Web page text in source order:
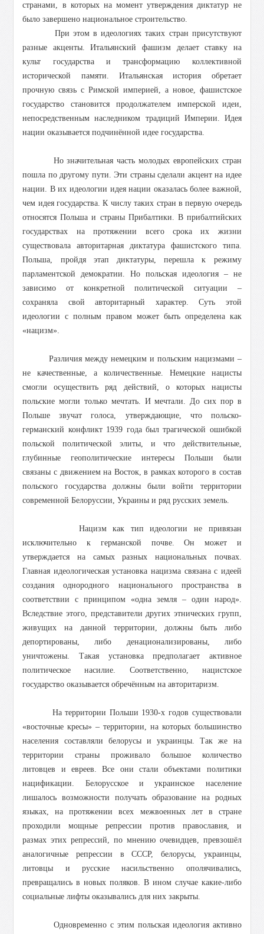
странами, в которых на момент утверждения диктатур не
было завершено национальное строительство.
При этом в идеологиях таких стран присутствуют
разные акценты. Итальянский фашизм делает ставку на
культ государства и трансформацию коллективной
исторической памяти. Итальянская история обретает
прочную связь с Римской империей, а новое, фашистское
государство становится продолжателем имперской идеи,
непосредственным наследником традиций Империи. Идея
нации оказывается подчинённой идее государства.
Но значительная часть молодых европейских стран
пошла по другому пути. Эти страны сделали акцент на идее
нации. В их идеологии идея нации оказалась более важной,
чем идея государства. К числу таких стран в первую очередь
относятся Польша и страны Прибалтики. В прибалтийских
государствах на протяжении всего срока их жизни
существовала авторитарная диктатура фашистского типа.
Польша, пройдя этап диктатуры, перешла к режиму
парламентской демократии. Но польская идеология – не
зависимо от конкретной политической ситуации –
сохраняла свой авторитарный характер. Суть этой
идеологии с полным правом может быть определена как
«нацизм».
Различия между немецким и польским нацизмами –
не качественные, а количественные. Немецкие нацисты
смогли осуществить ряд действий, о которых нацисты
польские могли только мечтать. И мечтали. До сих пор в
Польше звучат голоса, утверждающие, что польско-
германский конфликт 1939 года был трагической ошибкой
польской политической элиты, и что действительные,
глубинные геополитические интересы Польши были
связаны с движением на Восток, в рамках которого в состав
польского государства должны были войти территории
современной Белоруссии, Украины и ряд русских земель.
Нацизм как тип идеологии не привязан
исключительно к германской почве. Он может и
утверждается на самых разных национальных почвах.
Главная идеологическая установка нацизма связана с идеей
создания однородного национального пространства в
соответствии с принципом «одна земля – один народ».
Вследствие этого, представители других этнических групп,
живущих на данной территории, должны быть либо
депортированы, либо денационализированы, либо
уничтожены. Такая установка предполагает активное
политическое насилие. Соответственно, нацистское
государство оказывается обречённым на авторитаризм.
На территории Польши 1930-х годов существовали
«восточные кресы» – территории, на которых большинство
населения составляли белорусы и украинцы. Так же на
территории страны проживало большое количество
литовцев и евреев. Все они стали объектами политики
нацификации. Белорусское и украинское население
лишалось возможности получать образование на родных
языках, на протяжении всех межвоенных лет в стране
проходили мощные репрессии против православия, и
размах этих репрессий, по мнению очевидцев, превзошёл
аналогичные репрессии в СССР, белорусы, украинцы,
литовцы и русские насильственно ополячивались,
превращались в новых поляков. В ином случае какие-либо
социальные лифты оказывались для них закрыты.
Одновременно с этим польская идеология активно